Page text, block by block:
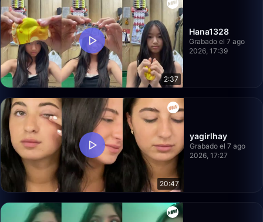
2:37
Hana1328
Grabado el 7 ago
2026, 17:39
20:47
yagirlhay
Grabado el 7 ago
2026, 17:27